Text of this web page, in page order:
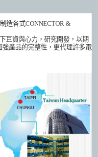
造各式CONNECTOR &
巨資與心力，研究開發，以期
強產品的完整性，更代理許多電